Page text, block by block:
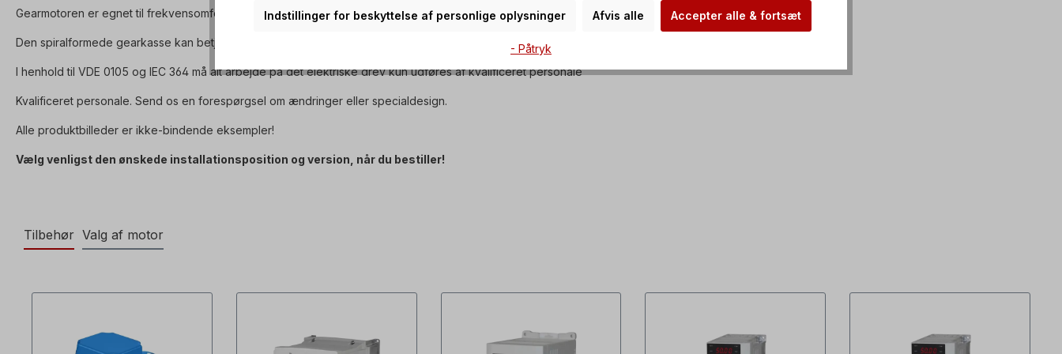
Gearmotoren er egnet til frekvensomformerdrift og overholder IEC 60034-30:2008.
Den spiralformede gearkasse kan betjenes i begge rotationsretninger og leveres med oliepåfyldning.
I henhold til VDE 0105 og IEC 364 må alt arbejde på det elektriske drev kun udføres af kvalificeret personale
Kvalificeret personale. Send os en forespørgsel om ændringer eller specialdesign.
Alle produktbilleder er ikke-bindende eksempler!
Vælg venligst den ønskede installationsposition og version, når du bestiller!
Tilbehør Valg af motor
Indstillinger for beskyttelse af personlige oplysninger Afvis alle Accepter alle & fortsæt
- Påtryk